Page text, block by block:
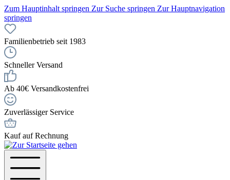
Zum Hauptinhalt springen Zur Suche springen Zur Hauptnavigation
springen
Familienbetrieb seit 1983
Schneller Versand
Ab 40€ Versandkostenfrei
Zuverlässiger Service
Kauf auf Rechnung